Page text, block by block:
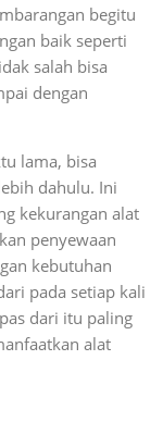
begitu
baik seperti
salah bisa
dengan
lama, bisa
dahulu. Ini
kekurangan alat
penyewaan
kebutuhan
pada setiap kali
dari itu paling
alat